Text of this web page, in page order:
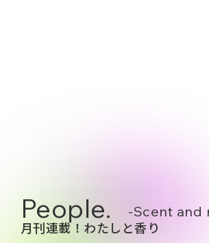
People. -Scent and
月刊連載！わたしと香り